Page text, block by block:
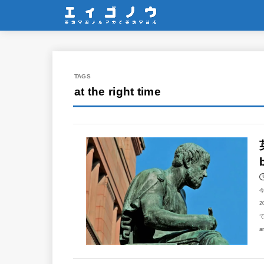
at the right time